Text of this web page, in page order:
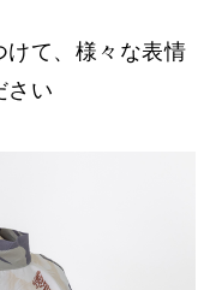
けて、様々な表情
さい